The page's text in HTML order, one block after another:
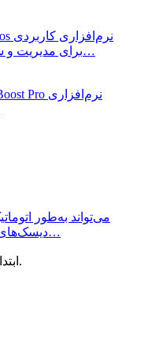
برای مدیریت و سازمان‌دهی کتابخانه‌های عکس در…
دیسک‌های خارجی را به‌هنگام خاموش شدن…
ابتدا تا بتوانید دیدگاهی ارسال کنید.